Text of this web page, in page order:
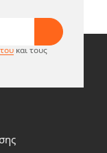
και τους